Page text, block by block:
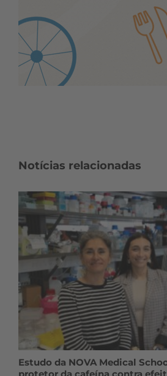
Notícias relacionadas
Estudo da NOVA Medical
protetor da cafeína contra